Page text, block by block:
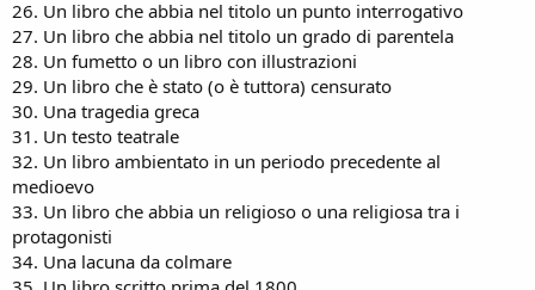
26. Un libro che abbia nel titolo un punto interrogativo
27. Un libro che abbia nel titolo un grado di parentela
28. Un fumetto o un libro con illustrazioni
29. Un libro che è stato (o è tuttora) censurato
30. Una tragedia greca
31. Un testo teatrale
32. Un libro ambientato in un periodo precedente al
medioevo
33. Un libro che abbia un religioso o una religiosa tra i
protagonisti
34. Una lacuna da colmare